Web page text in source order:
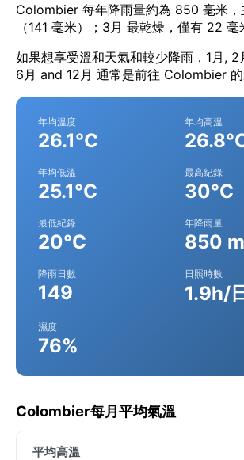
Colombier 每年降雨量約為 850 毫米，
（141 毫米）；3月 最乾燥，僅有 22 毫
如果想享受溫和天氣和較少降雨，1月,
6月 and 12月 通常是前往 Colombier 的
年均溫度
26.1°C
年均高溫
年均低溫
25.1°C
最高紀錄
30°C
最低紀錄
20°C
年降雨量
850
降雨日數
149
日照時數
1.9h/日
濕度
76%
Colombier每月平均氣溫
平均高溫